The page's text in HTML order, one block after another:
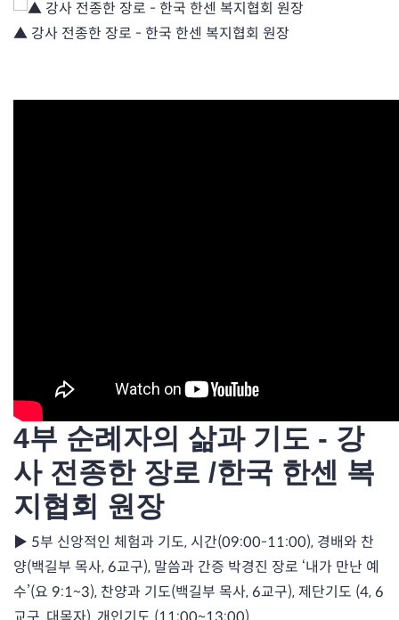
▲ 강사 전종한 장로 - 한국 한센 복지협회 원장
4부 순례자의 삶과 기도 - 강
사 전종한 장로 /한국 한센 복
지협회 원장
▶ 5부 신앙적인 체험과 기도, 시간(09:00-11:00), 경배와 찬
양(백길부 목사, 6교구), 말씀과 간증 박경진 장로 ‘내가 만난 예
수’(요 9:1~3), 찬양과 기도(백길부 목사, 6교구), 제단기도 (4, 6